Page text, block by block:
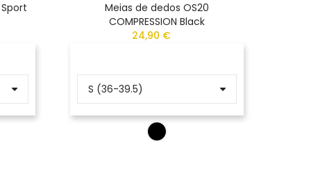
Meias de dedos OS20
COMPRESSION Black
24,90 €